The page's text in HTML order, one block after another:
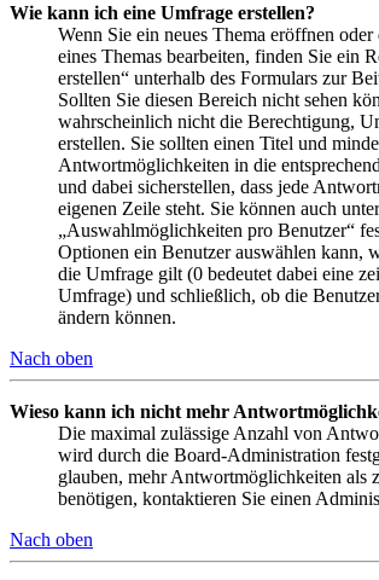
Wie kann ich eine Umfrage erstellen?
Wenn Sie ein neues Thema eröffnen oder
eines Themas bearbeiten, finden Sie ein
erstellen“ unterhalb des Formulars zur
Sollten Sie diesen Bereich nicht sehen
wahrscheinlich nicht die Berechtigung,
erstellen. Sie sollten einen Titel und
Antwortmöglichkeiten in die
und dabei sicherstellen, dass jede
eigenen Zeile steht. Sie können auch unter
„Auswahlmöglichkeiten pro Benutzer“
Optionen ein Benutzer auswählen kann,
die Umfrage gilt (0 bedeutet dabei eine
Umfrage) und schließlich, ob die
ändern können.
Nach oben
Wieso kann ich nicht mehr
Die maximal zulässige Anzahl von
wird durch die Board-Administration
glauben, mehr Antwortmöglichkeiten als
benötigen, kontaktieren Sie einen
Nach oben